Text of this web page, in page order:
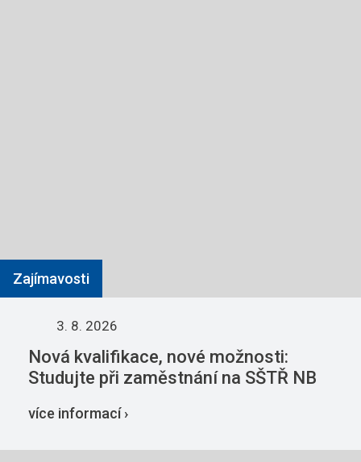
Zajímavosti
3. 8. 2026
Nová kvalifikace, nové možnosti:
Studujte při zaměstnání na SŠTŘ NB
více informací ›